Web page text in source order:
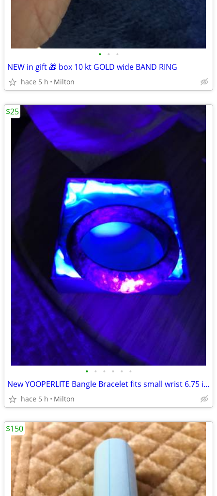
• • •
NEW in gift 🎁 box 10 kt GOLD wide BAND RING
hace 5 h Milton
• • • • • •
New YOOPERLITE Bangle Bracelet fits small wrist 6.75 inches
hace 5 h Milton
$25
$150